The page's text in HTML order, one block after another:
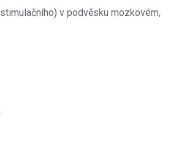
v podvěsku mozkovém,